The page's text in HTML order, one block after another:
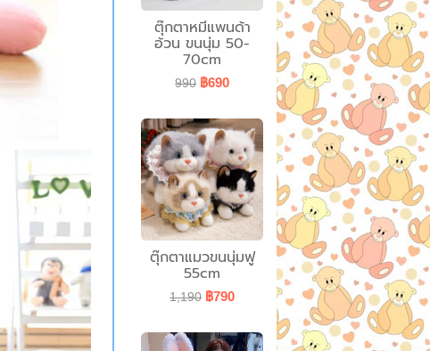
ตุ๊กตาหมีแพนด้า
อ้วน ขนนุ่ม 50-
70cm
990 ฿690
ตุ๊กตาแมวขนนุ่มฟู
55cm
1,190 ฿790